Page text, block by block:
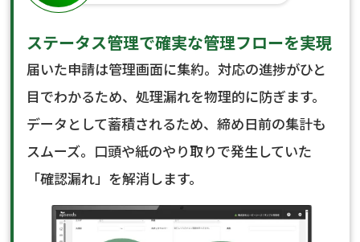
ステータス管理で確実な管理フローを実現
届いた申請は管理画面に集約。対応の進捗がひと
目でわかるため、処理漏れを物理的に防ぎます。
データとして蓄積されるため、締め日前の集計も
スムーズ。口頭や紙のやり取りで発生していた
「確認漏れ」を解消します。